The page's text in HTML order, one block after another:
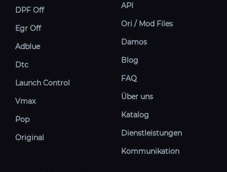
DPF Off
Egr Off
Adblue
Dtc
Launch Control
Vmax
Pop
Original
API
Ori / Mod Files
Damos
Blog
FAQ
Über uns
Katalog
Dienstleistungen
Kommunikation